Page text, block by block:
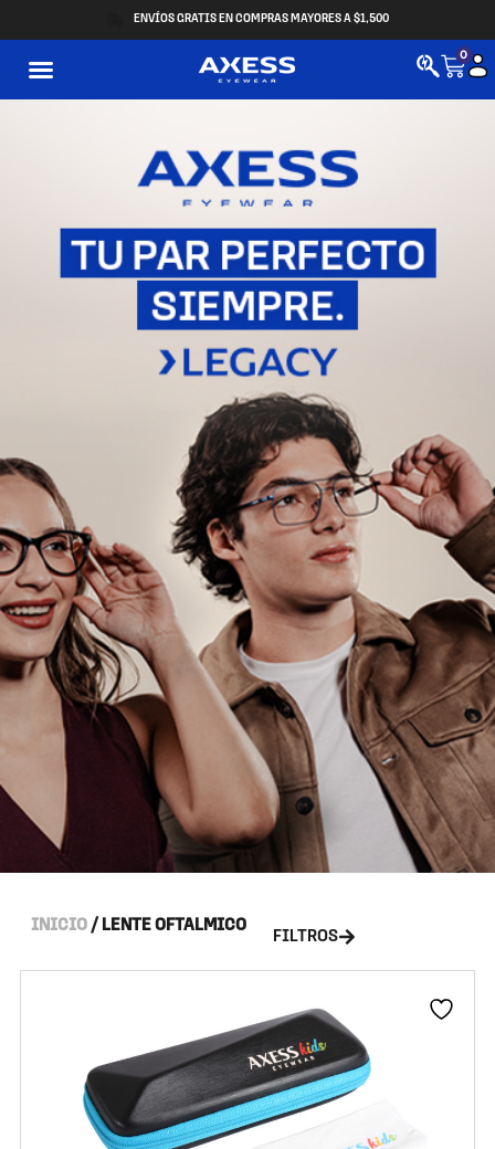
ENVÍOS GRATIS EN COMPRAS MAYORES A $1,500
0
INICIO/ LENTE OFTALMICO
FILTROS